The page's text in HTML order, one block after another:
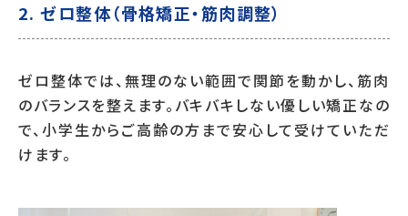
2.ゼロ整体（骨格矯正・筋肉調整）
ゼロ整体では、無理のない範囲で関節を動かし、筋肉
のバランスを整えます。バキバキしない優しい矯正なの
で、小学生からご高齢の方まで安心して受けていただ
けます。